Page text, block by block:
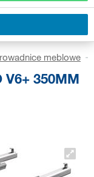
meblowe
V6+ 350MM